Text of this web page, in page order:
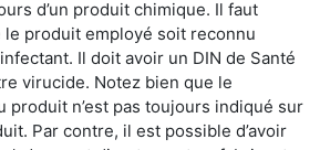
d’un produit chimique. Il faut
produit employé soit reconnu
Il doit avoir un DIN de Santé
virucide. Notez bien que le
produit n’est pas toujours indiqué sur
Par contre, il est possible d’avoir